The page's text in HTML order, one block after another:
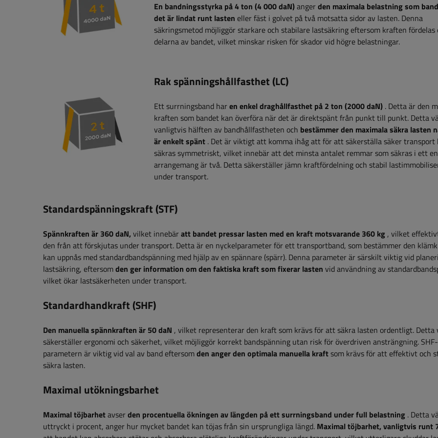
En bandningsstyrka på 4 ton (4 000 daN)angerden maximala belastning som
det är lindat runt lasten eller fäst i golvet på två motsatta sidor av lasten. Denna
säkringsmetod möjliggör starkare och stabilare lastsäkring eftersom kraften fördelas
delarna av bandet, vilket minskar risken för skador vid högre belastningar.
Rak spänningshållfasthet (LC)
Ett surrningsband haren enkel draghållfasthet på 2 ton (2000 daN) . Detta är den
kraften som bandet kan överföra när det är direktspänt från punkt till punkt. Detta
vanligtvis hälften av bandhållfastheten och bestämmer den maximala säkra lasten
är enkelt spänt . Det är viktigt att komma ihåg att för att säkerställa säker transport
säkras symmetriskt, vilket innebär att det minsta antalet remmar som säkras i ett
arrangemang är två. Detta säkerställer jämn kraftfördelning och stabil
under transport.
Standardspänningskraft (STF)
Spännkraften är 360 daN,vilket innebäratt bandet pressar lasten med en kraft motsvarande 360 ​​kg , vilket
den från att förskjutas under transport. Detta är en nyckelparameter för ett transportband, som bestämmer den
kan uppnås med standardbandspänning med hjälp av en spännare (spärr). Denna parameter är särskilt viktig vid
lastsäkring, eftersomden ger information om den faktiska kraft som fixerar lasten vid användning av
vilket ökar lastsäkerheten under transport.
Standardhandkraft (SHF)
Den manuella spännkraften är 50 daN , vilket representerar den kraft som krävs för att säkra lasten ordentligt. Detta
säkerställer ergonomi och säkerhet, vilket möjliggör korrekt bandspänning utan risk för överdriven ansträngning. SHF-
parametern är viktig vid val av band eftersomden anger den optimala manuella kraftsom krävs för att effektivt och
säkra lasten.
Maximal utökningsbarhet
Maximal töjbarhetavserden procentuella ökningen av längden på ett surrningsband under full belastning . Detta
uttryckt i procent, anger hur mycket bandet kan töjas från sin ursprungliga längd. Maximal töjbarhet, vanligtvis runt